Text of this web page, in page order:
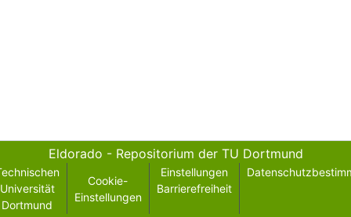
Eldorado - Repositorium der TU Dortmund
Universität
Dortmund
Cookie-
Einstellungen
Einstellungen
Barrierefreiheit